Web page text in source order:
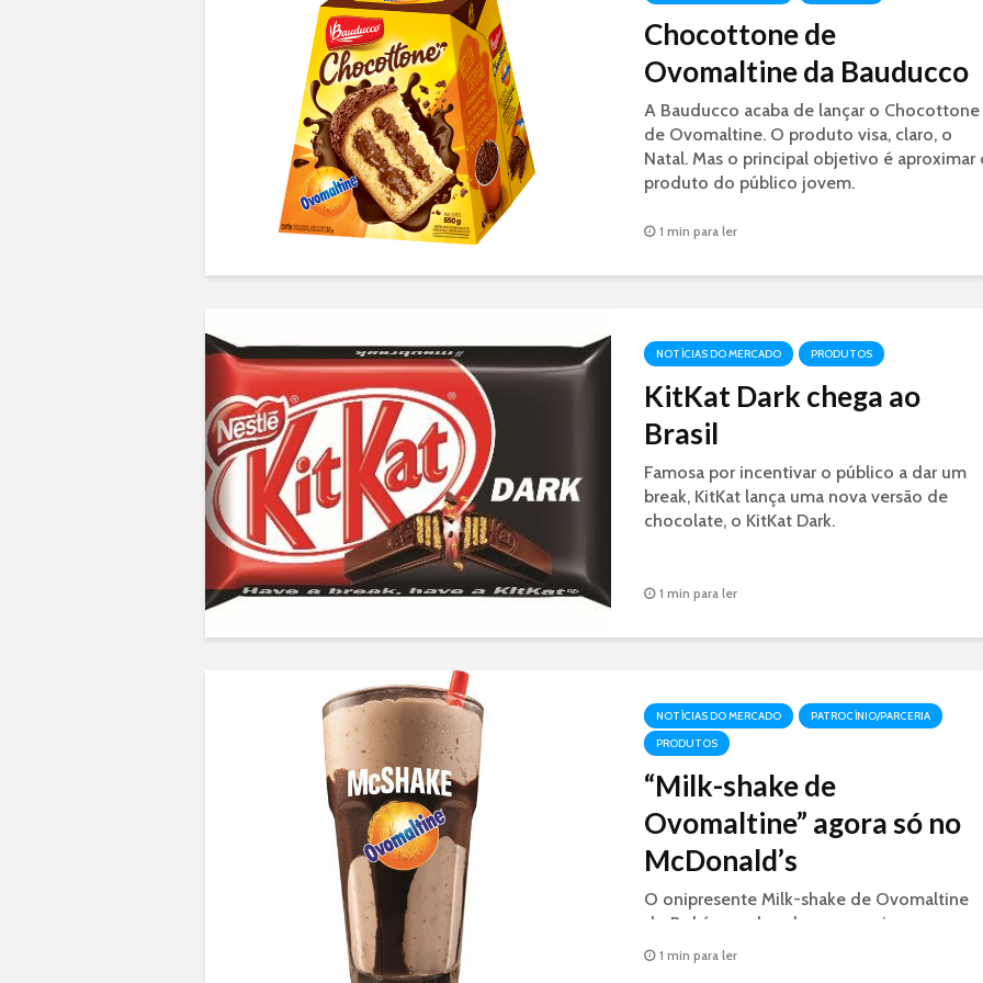
Chocottone de
Ovomaltine da Bauducco
A Bauducco acaba de lançar o Chocottone
de Ovomaltine. O produto visa, claro, o
Natal. Mas o principal objetivo é aproximar
produto do público jovem.
1 min para ler
NOTÍCIAS DO MERCADO PRODUTOS
KitKat Dark chega ao
Brasil
Famosa por incentivar o público a dar um
break, KitKat lança uma nova versão de
chocolate, o KitKat Dark.
1 min para ler
NOTÍCIAS DO MERCADO
PATROCÍNIO/PARCERIA
PRODUTOS
“Milk-shake de
Ovomaltine” agora só no
McDonald’s
O onipresente Milk-shake de Ovomaltine
do Bob´s, mudou de casa e vai para a
concorrente McDonald´s como McShake
1 min para ler